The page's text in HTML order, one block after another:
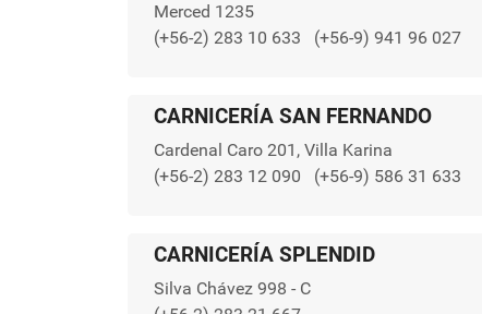
Merced 1235
(+56-2) 283 10 633
(+56-9) 941 96 027
CARNICERÍA SAN FERNANDO
Cardenal Caro 201, Villa Karina
(+56-2) 283 12 090
(+56-9) 586 31 633
CARNICERÍA SPLENDID
Silva Chávez 998 - C